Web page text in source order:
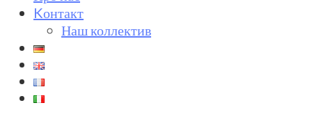
Kонтакт
Наш коллектив